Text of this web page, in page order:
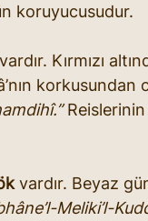
koruyucusudur.
Kırmızı
Reislerinin
vardır. Beyaz
Meliki’l-